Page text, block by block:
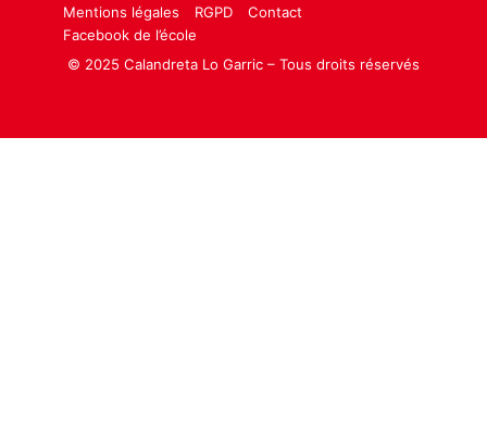
Mentions légales
RGPD
Contact
Facebook de l’école
© 2025 Calandreta Lo Garric – Tous droits réservés